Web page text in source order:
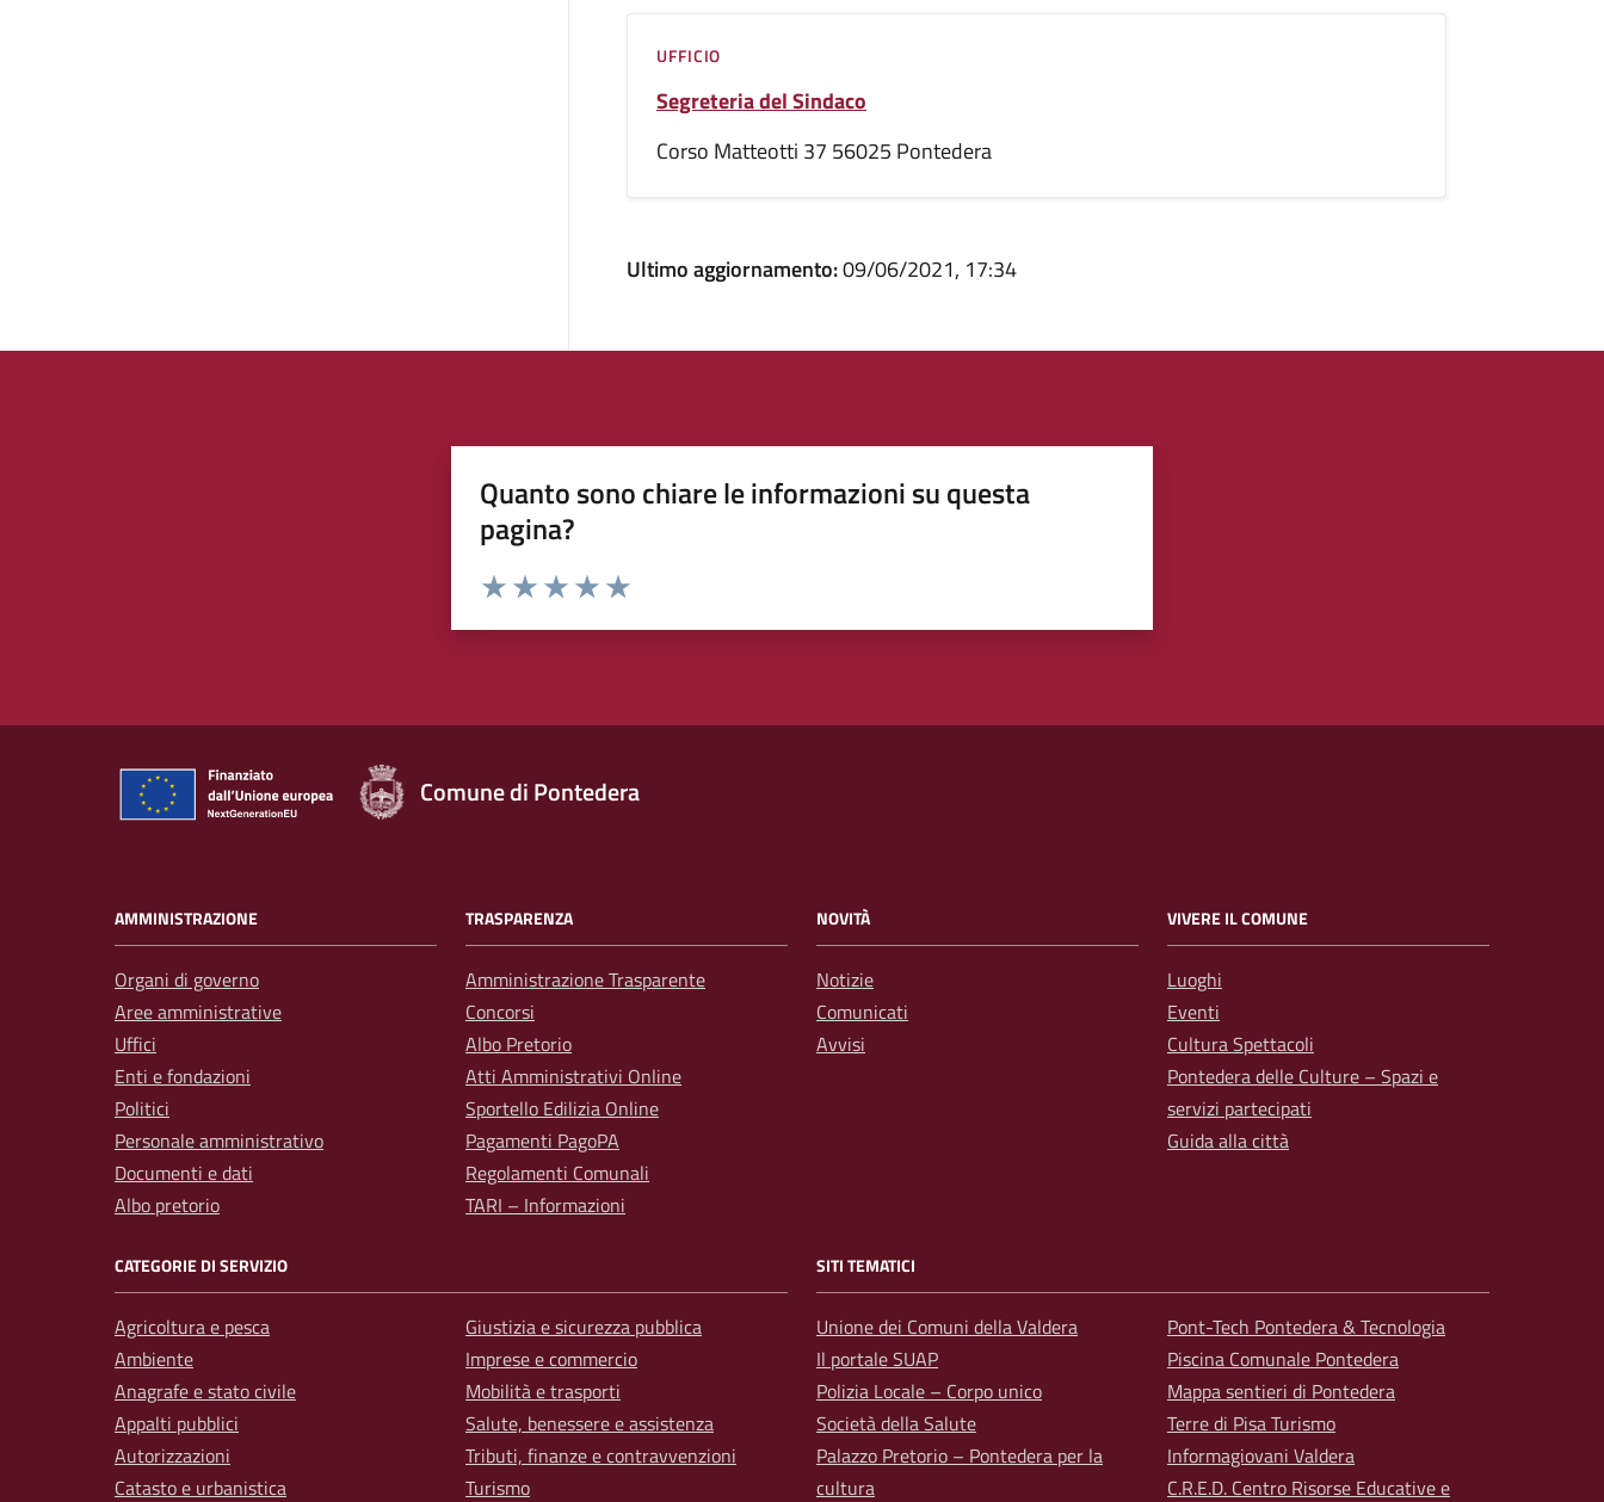
UFFICIO
Segreteria del Sindaco
Corso Matteotti 37 56025 Pontedera
Ultimo aggiornamento:09/06/2021, 17:34
Quanto sono chiare le informazioni su questa
pagina?
Rating:
Comune di Pontedera
AMMINISTRAZIONE
Organi di governo
Aree amministrative
Uffici
Enti e fondazioni
Politici
Personale amministrativo
Documenti e dati
Albo pretorio
TRASPARENZA
Amministrazione Trasparente
Concorsi
Albo Pretorio
Atti Amministrativi Online
Sportello Edilizia Online
Pagamenti PagoPA
Regolamenti Comunali
TARI – Informazioni
NOVITÀ
Notizie
Comunicati
Avvisi
VIVERE IL COMUNE
Luoghi
Eventi
Cultura Spettacoli
Pontedera delle Culture – Spazi e
servizi partecipati
Guida alla città
CATEGORIE DI SERVIZIO
Agricoltura e pesca
Ambiente
Anagrafe e stato civile
Appalti pubblici
Autorizzazioni
Catasto e urbanistica
Giustizia e sicurezza pubblica
Imprese e commercio
Mobilità e trasporti
Salute, benessere e assistenza
Tributi, finanze e contravvenzioni
Turismo
SITI TEMATICI
Unione dei Comuni della Valdera
Il portale SUAP
Polizia Locale – Corpo unico
Società della Salute
Palazzo Pretorio – Pontedera per la
cultura
Pont-Tech Pontedera & Tecnologia
Piscina Comunale Pontedera
Mappa sentieri di Pontedera
Terre di Pisa Turismo
Informagiovani Valdera
C.R.E.D. Centro Risorse Educative e